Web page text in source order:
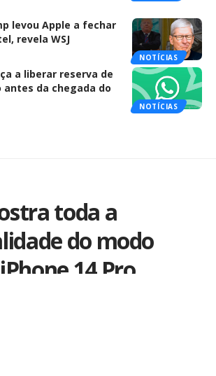
NOTÍCIAS
levou Apple a fechar
revela WSJ
NOTÍCIAS
a liberar reserva de
antes da chegada do
toda a
do modo
14 Pro